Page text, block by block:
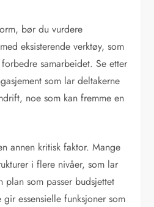
bør du vurdere
eksisterende verktøy, som
samarbeidet. Se etter
som lar deltakerne
noe som kan fremme en
annen kritisk faktor. Mange
i flere nivåer, som lar
plan som passer budsjettet
essensielle funksjoner som